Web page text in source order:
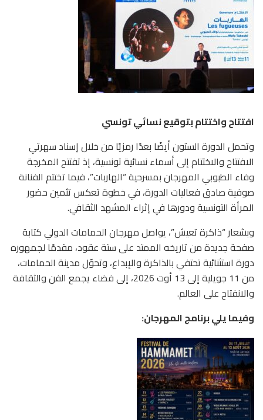
افتتاح واختتام بتوقيع نسائي تونسي
وتحمل الدورة الستون أيضًا بعدًا رمزيًا من خلال إسناد سهرتي
الافتتاح والاختتام إلى أسماء نسائية تونسية، إذ تفتتح المخرجة
وفاء الطبوبي المهرجان بمسرحية “الهاربات”، فيما تختتم الفنانة
صوفية صادق فعاليات الدورة، في خطوة تعكس تثمين حضور
المرأة التونسية ودورها في إثراء المشهد الثقافي.
وبشعار “ذاكرة تعيش”، يواصل مهرجان الحمامات الدولي كتابة
صفحة جديدة من تاريخه الممتد على ستة عقود، مقدمًا لجمهوره
دورة استثنائية تحتفي بالذاكرة والإبداع، وتحوّل مدينة الحمامات،
من 11 جويلية إلى 13 أوت 2026، إلى فضاء يجمع الفن والثقافة
والانفتاح على العالم.
وفيما يلي برنامج المهرجان: